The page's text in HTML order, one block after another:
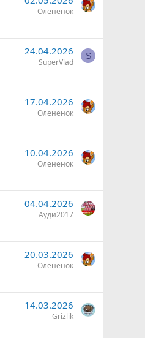
Олененок
24.04.2026
SuperVlad
S
17.04.2026
Олененок
10.04.2026
Олененок
04.04.2026
Ауди2017
20.03.2026
Олененок
14.03.2026
Grizlik